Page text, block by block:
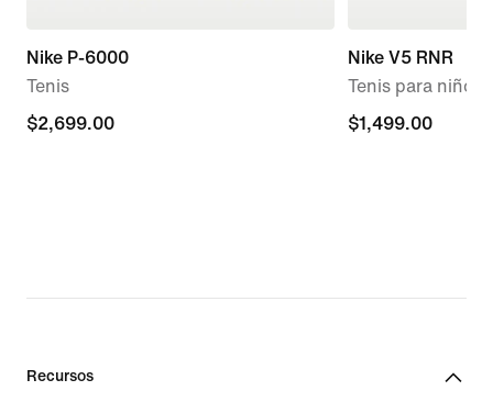
Nike P-6000
Tenis
$2,699.00
$2,699.00
Nike V5 RNR
Tenis para niños
$1,499.00
$1,499.00
Recursos